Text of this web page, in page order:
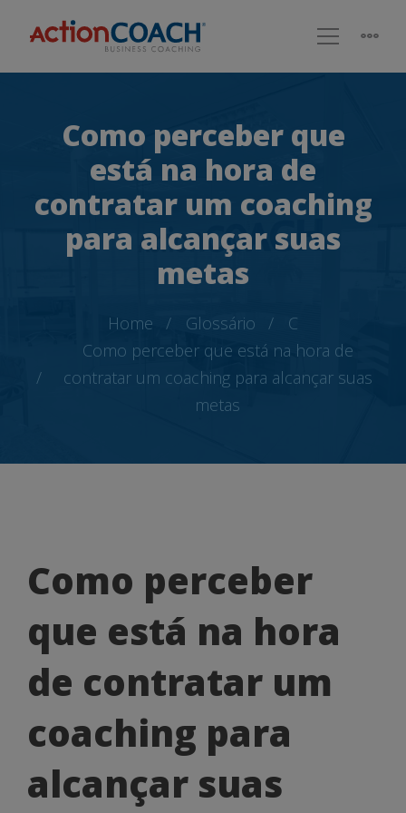
Como perceber que
está na hora de
contratar um coaching
para alcançar suas
metas
Home Glossário
C
Como perceber que está na hora de
contratar um coaching para alcançar suas
metas
Como
perceber
que
está
na
hora
de
Como perceber
que está na hora
de contratar um
coaching para
alcançar suas